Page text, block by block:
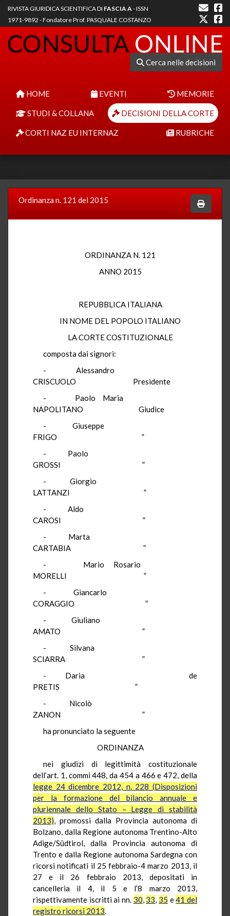
RIVISTA GIURIDICA SCIENTIFICA DI FASCIA A- ISSN
1971-9892 - Fondatore Prof. PASQUALE COSTANZO
Cerca nelle decisioni
HOME EVENTI MEMORIE
STUDI & COLLANA DECISIONI DELLA CORTE
CORTI NAZ EU INTERNAZ RUBRICHE
Ordinanza n. 121 del 2015
ORDINANZA N. 121
ANNO 2015
REPUBBLICA ITALIANA
IN NOME DEL POPOLO ITALIANO
LA CORTE COSTITUZIONALE
composta dai signori:
- Alessandro
CRISCUOLO Presidente
- Paolo Maria
NAPOLITANO Giudice
- Giuseppe
FRIGO ”
- Paolo
GROSSI ”
- Giorgio
LATTANZI ”
- Aldo
CAROSI ”
- Marta
CARTABIA ”
- Mario Rosario
MORELLI ”
- Giancarlo
CORAGGIO ”
- Giuliano
AMATO ”
- Silvana
SCIARRA ”
- Daria de
PRETIS ”
- Nicolò
ZANON ”
ha pronunciato la seguente
ORDINANZA
nei giudizi di legittimità costituzionale
dell’art. 1, commi 448, da 454 a 466 e 472, della
legge 24 dicembre 2012, n. 228 (Disposizioni
per la formazione del bilancio annuale e
pluriennale dello Stato – Legge di stabilità
2013), promossi dalla Provincia autonoma di
Bolzano, dalla Regione autonoma Trentino-Alto
Adige/Südtirol, dalla Provincia autonoma di
Trento e dalla Regione autonoma Sardegna con
ricorsi notificati il 25 febbraio-4 marzo 2013, il
27 e il 26 febbraio 2013, depositati in
cancelleria il 4, il 5 e l’8 marzo 2013,
rispettivamente iscritti ai nn. 30, 33, 35 e41 del
registro ricorsi 2013.